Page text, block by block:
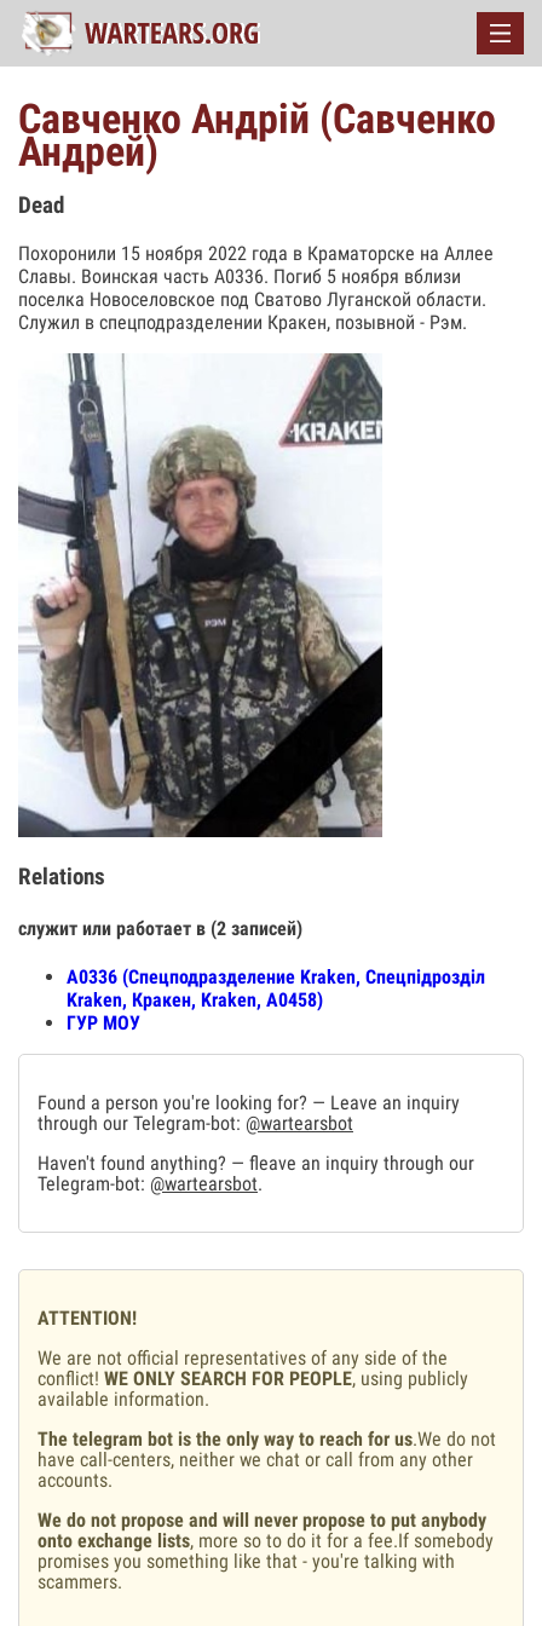
Савченко Андрій (Савченко
Андрей)
Dead
Похоронили 15 ноября 2022 года в Краматорске на Аллее
Славы. Воинская часть А0336. Погиб 5 ноября вблизи
поселка Новоселовское под Сватово Луганской области.
Служил в спецподразделении Кракен, позывной - Рэм.
Relations
служит или работает в (2 записей)
А0336 (Спецподразделение Kraken, Спецпiдроздiл
Kraken, Кракен, Kraken, А0458)
ГУР МОУ
Found a person you're looking for? — Leave an inquiry
through our Telegram-bot: @wartearsbot
Haven't found anything? — fleave an inquiry through our
Telegram-bot: @wartearsbot.
ATTENTION!
We are not official representatives of any side of the
conflict! WE ONLY SEARCH FOR PEOPLE, using publicly
available information.
The telegram bot is the only way to reach for us.We do not
have call-centers, neither we chat or call from any other
accounts.
We do not propose and will never propose to put anybody
onto exchange lists, more so to do it for a fee.If somebody
promises you something like that - you're talking with
scammers.